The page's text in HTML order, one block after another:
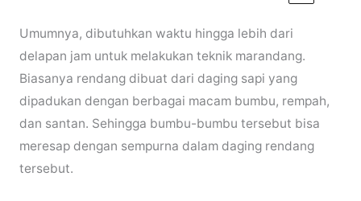
Umumnya, dibutuhkan waktu hingga lebih dari
delapan jam untuk melakukan teknik marandang.
Biasanya rendang dibuat dari daging sapi yang
dipadukan dengan berbagai macam bumbu, rempah,
dan santan. Sehingga bumbu-bumbu tersebut bisa
meresap dengan sempurna dalam daging rendang
tersebut.